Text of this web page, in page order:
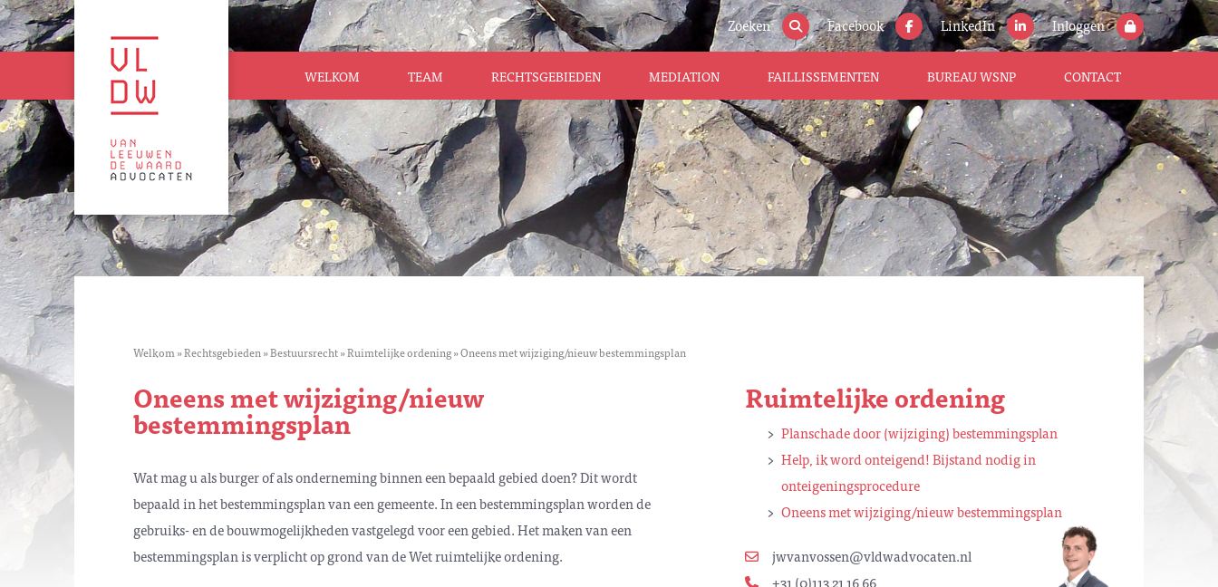
Zoeken Facebook LinkedIn Inloggen
WELKOM TEAM RECHTSGEBIEDEN MEDIATION FAILLISSEMENTEN BUREAU WSNP CONTACT
Welkom»Rechtsgebieden»Bestuursrecht»Ruimtelijke ordening»Oneens met wijziging/nieuw bestemmingsplan
Ruimtelijke ordening
Planschade door (wijziging) bestemmingsplan
Help, ik word onteigend! Bijstand nodig in
onteigeningsprocedure
Oneens met wijziging/nieuw bestemmingsplan
jwvanvossen@vldwadvocaten.nl
+31 (0)113 21 16 66
Oneens met wijziging/nieuw
bestemmingsplan
Wat mag u als burger of als onderneming binnen een bepaald gebied doen? Dit wordt
bepaald in het bestemmingsplan van een gemeente. In een bestemmingsplan worden de
gebruiks- en de bouwmogelijkheden vastgelegd voor een gebied. Het maken van een
bestemmingsplan is verplicht op grond van de Wet ruimtelijke ordening.